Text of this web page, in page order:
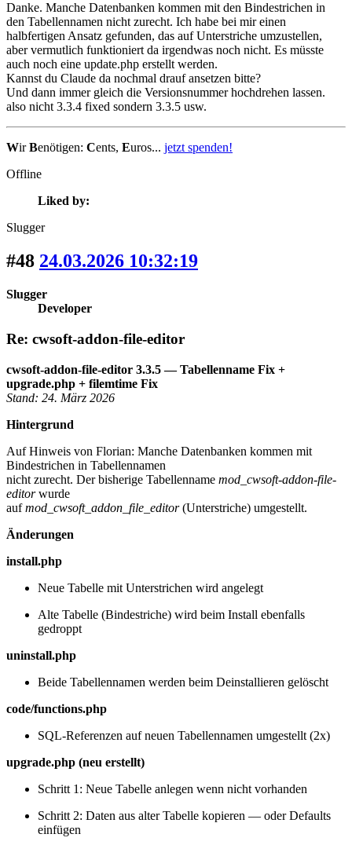
Danke. Manche Datenbanken kommen mit den Bindestrichen in
den Tabellennamen nicht zurecht. Ich habe bei mir einen
halbfertigen Ansatz gefunden, das auf Unterstriche umzustellen,
aber vermutlich funktioniert da irgendwas noch nicht. Es müsste
auch noch eine update.php erstellt werden.
Kannst du Claude da nochmal drauf ansetzen bitte?
Und dann immer gleich die Versionsnummer hochdrehen lassen.
also nicht 3.3.4 fixed sondern 3.3.5 usw.
WirBenötigen: Cents, Euros... jetzt spenden!
Offline
Liked by:
Slugger
#48 24.03.2026 10:32:19
Slugger
Developer
Re: cwsoft-addon-file-editor
cwsoft-addon-file-editor 3.3.5 — Tabellenname Fix +
upgrade.php + filemtime Fix
Stand: 24. März 2026
Hintergrund
Auf Hinweis von Florian: Manche Datenbanken kommen mit
Bindestrichen in Tabellennamen
nicht zurecht. Der bisherige Tabellenname mod_cwsoft-addon-file-
editorwurde
aufmod_cwsoft_addon_file_editor(Unterstriche) umgestellt.
Änderungen
install.php
Neue Tabelle mit Unterstrichen wird angelegt
Alte Tabelle (Bindestriche) wird beim Install ebenfalls
gedroppt
uninstall.php
Beide Tabellennamen werden beim Deinstallieren gelöscht
code/functions.php
SQL-Referenzen auf neuen Tabellennamen umgestellt (2x)
upgrade.php (neu erstellt)
Schritt 1: Neue Tabelle anlegen wenn nicht vorhanden
Schritt 2: Daten aus alter Tabelle kopieren — oder Defaults
einfügen